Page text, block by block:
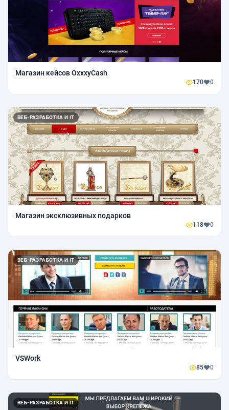
Магазин кейсов OxxxyCash
170 0
ВЕБ-РАЗРАБОТКА И IT
Магазин эксклюзивных подарков
118 0
ВЕБ-РАЗРАБОТКА И IT
VSWork
85 0
ВЕБ-РАЗРАБОТКА И IT